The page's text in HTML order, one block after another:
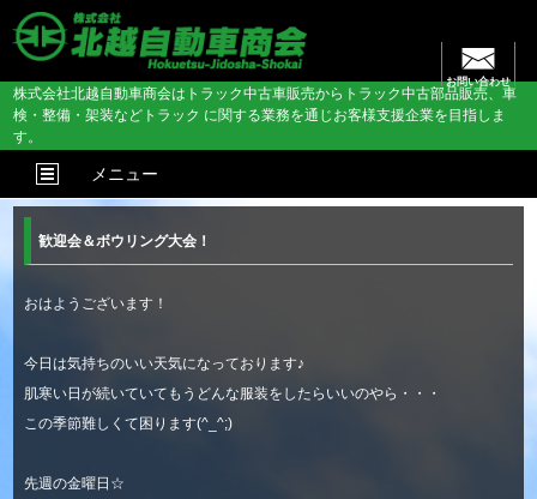
お問い合わせ
株式会社北越自動車商会はトラック中古車販売からトラック中古部品販売、車
検・整備・架装などトラック に関する業務を通じお客様支援企業を目指しま
す。
メニュー
歓迎会＆ボウリング大会！
おはようございます！
今日は気持ちのいい天気になっております♪
肌寒い日が続いていてもうどんな服装をしたらいいのやら・・・
この季節難しくて困ります(^_^;)
先週の金曜日☆